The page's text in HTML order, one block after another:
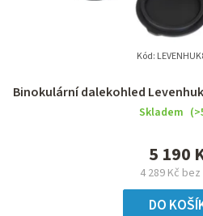
Binokulární dalekohled Levenhuk
Skladem
4 289 Kč bez
5 190
DO
Kód: